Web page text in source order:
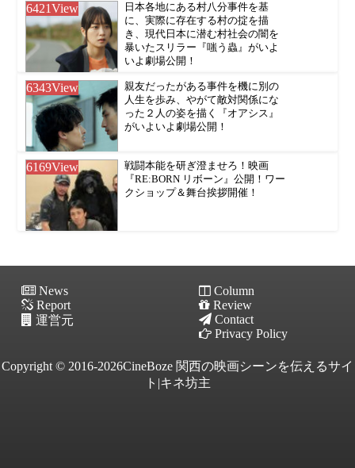
6421View
日本各地にある村八分事件を基
に、実際に存在する村の掟を描
き、現代日本に潜む村社会の闇を
暴いたスリラー『嗤う蟲』がいよ
いよ劇場公開！
6343View
親友だったがある事件を機に別の
人生を歩み、やがて敵対関係にな
った２人の姿を描く『オアシス』
がいよいよ劇場公開！
6169View
戦闘本能を研ぎ澄ませろ！映画
『RE:BORN リボーン』公開！ワー
クショップ＆舞台挨拶開催！
News
Column
Report
Review
運営元
Contact
Privacy Policy
Copyright © 2016-2026CineBoze 関西の映画シーンを伝えるサイ
ト|キネ坊主